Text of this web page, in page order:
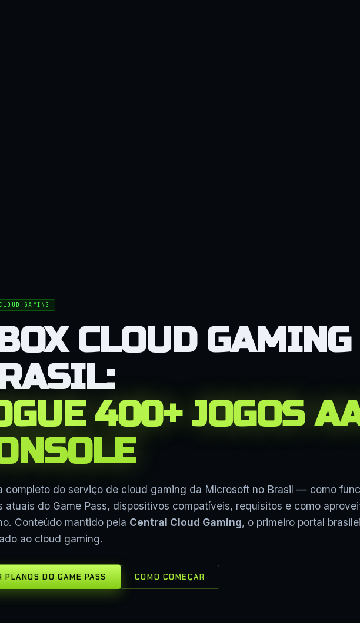
GAMING
CLOUD GAMING
400+ JOGOS
completo do serviço de cloud gaming da Microsoft no Brasil — como
atuais do Game Pass, dispositivos compatíveis, requisitos e como
Conteúdo mantido pela Central Cloud Gaming, o primeiro portal
ao cloud gaming.
PLANOS DO GAME PASS COMO COMEÇAR